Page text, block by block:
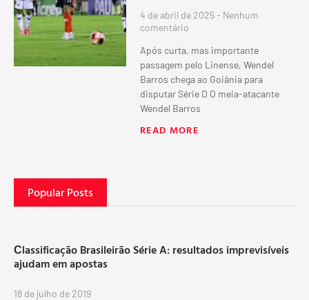
4 de abril de 2025 Nenhum
comentário
Após curta, mas importante
passagem pelo Linense, Wendel
Barros chega ao Goiânia para
disputar Série D O meia-atacante
Wendel Barros
READ MORE
Popular Posts
Сlassificação Brasileirão Série A: resultados imprevisíveis
ajudam em apostas
18 de julho de 2019